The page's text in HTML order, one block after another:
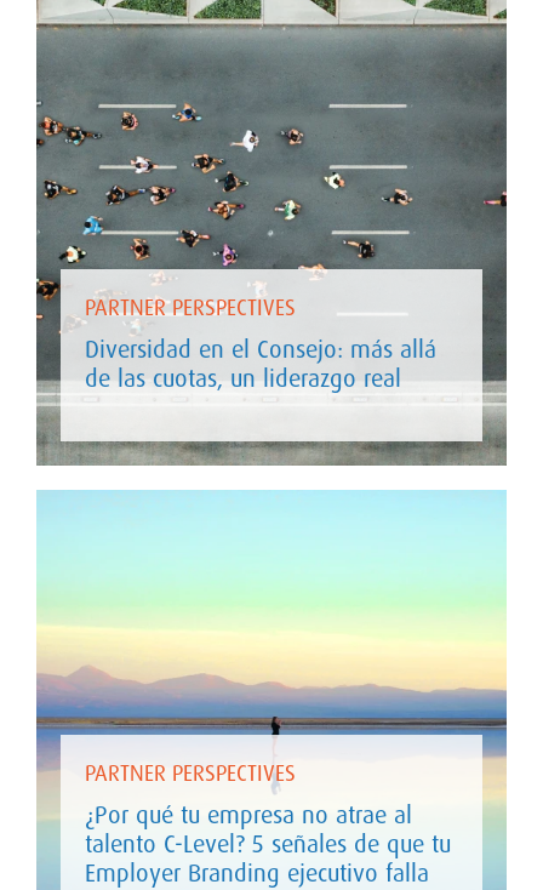
PARTNER PERSPECTIVES
Diversidad en el Consejo: más allá
de las cuotas, un liderazgo real
PARTNER PERSPECTIVES
¿Por qué tu empresa no atrae al
talento C-Level? 5 señales de que tu
Employer Branding ejecutivo falla